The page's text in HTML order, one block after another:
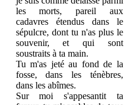
les morts, pareil aux
cadavres étendus dans le
sépulcre, dont tu n'as plus le
souvenir, et qui sont
soustraits à ta main.
Tu m'as jeté au fond de la
fosse, dans les ténèbres,
dans les abîmes.
Sur moi s'appesantit ta